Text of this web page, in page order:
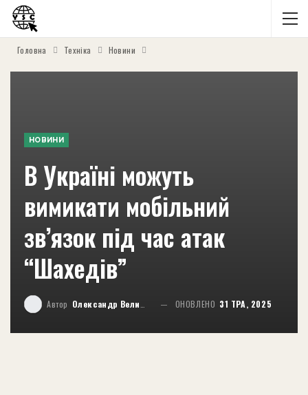
Головна Техніка Новини
НОВИНИ
В Україні можуть
вимикати мобільний
зв’язок під час атак
“Шахедів”
Автор Олександр Великий ОНОВЛЕНО 31 ТРА, 2025